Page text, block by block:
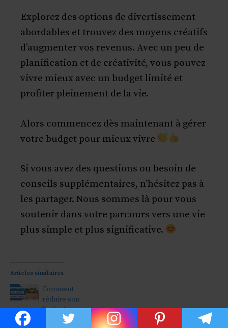
Explorez des options de divertissement
abordables et trouvez des moyens créatifs
d’augmenter vos revenus. Avec un peu de
planification et de créativité, vous pouvez
vivre mieux avec un budget limité et
profiter pleinement de la vie.
Alors commencez dès maintenant à gérer
votre budget pour mieux vivre
Si vous avez des questions ou besoin de
conseils supplémentaires, n’hésitez pas à
les partager. Nous sommes là pour vous
soutenir dans votre parcours vers une vie
plus simple et plus significative.
Articles similaires
Comment
réduire son
budget
alimentation